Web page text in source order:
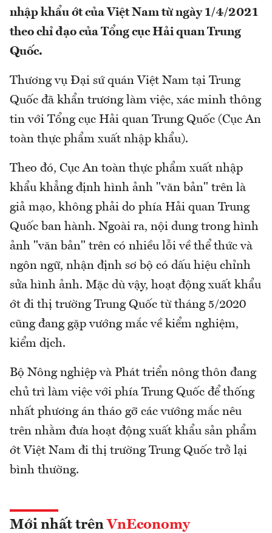
nhập khẩu ớt của Việt Nam từ ngày 1/4/2021
theo chỉ đạo của Tổng cục Hải quan Trung
Quốc.
Thương vụ Đại sứ quán Việt Nam tại Trung
Quốc đã khẩn trương làm việc, xác minh thông
tin với Tổng cục Hải quan Trung Quốc (Cục An
toàn thực phẩm xuất nhập khẩu).
Theo đó, Cục An toàn thực phẩm xuất nhập
khẩu khẳng định hình ảnh "văn bản" trên là
giả mạo, không phải do phía Hải quan Trung
Quốc ban hành. Ngoài ra, nội dung trong hình
ảnh "văn bản" trên có nhiều lỗi về thể thức và
ngôn ngữ, nhận định sơ bộ có dấu hiệu chỉnh
sửa hình ảnh. Mặc dù vậy, hoạt động xuất khẩu
ớt đi thị trường Trung Quốc từ tháng 5/2020
cũng đang gặp vướng mắc về kiểm nghiệm,
kiểm dịch.
Bộ Nông nghiệp và Phát triển nông thôn đang
chủ trì làm việc với phía Trung Quốc để thống
nhất phương án tháo gỡ các vướng mắc nêu
trên nhằm đưa hoạt động xuất khẩu sản phẩm
ớt Việt Nam đi thị trường Trung Quốc trở lại
bình thường.
Mới nhất trên VnEconomy